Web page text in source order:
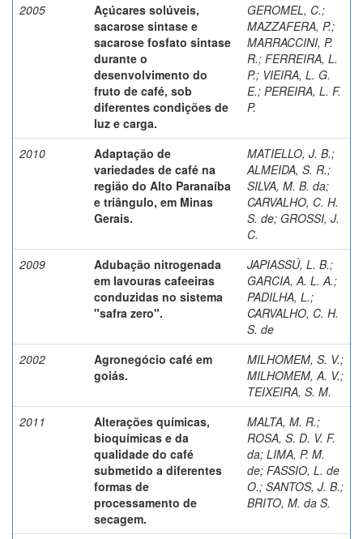
2005
Açúcares solúveis,
sacarose sintase e
sacarose fosfato sintase
durante o
desenvolvimento do
fruto de café, sob
diferentes condições de
luz e carga.
GEROMEL, C.;
MAZZAFERA, P.;
MARRACCINI, P.
R.; FERREIRA, L.
P.; VIEIRA, L. G.
E.; PEREIRA, L. F.
P.
2010
Adaptação de
variedades de café na
região do Alto Paranaíba
e triângulo, em Minas
Gerais.
MATIELLO, J. B.;
ALMEIDA, S. R.;
SILVA, M. B. da;
CARVALHO, C. H.
S. de; GROSSI, J.
C.
2009
Adubação nitrogenada
em lavouras cafeeiras
conduzidas no sistema
"safra zero".
JAPIASSÚ, L. B.;
GARCIA, A. L. A.;
PADILHA, L.;
CARVALHO, C. H.
S. de
2002
Agronegócio café em
goiás.
MILHOMEM, S. V.;
MILHOMEM, A. V.;
TEIXEIRA, S. M.
2011
Alterações químicas,
bioquímicas e da
qualidade do café
submetido a diferentes
formas de
processamento de
secagem.
MALTA, M. R.;
ROSA, S. D. V. F.
da; LIMA, P. M.
de; FASSIO, L. de
O.; SANTOS, J. B.;
BRITO, M. da S.